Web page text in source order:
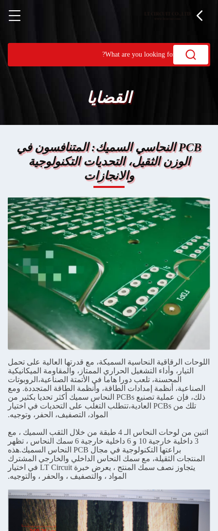
القضايا
PCB النحاسي السميك: المتنافسون في
الوزن الثقيل، التحديات التكنولوجية
والانجازات
اللوحات الرقاقية النحاسية السميكة، مع قدرتها العالية على تحمل
التيار، وأداء التشغيل الحراري الممتاز، والمقاومة الميكانيكية
المحسنة، تلعب دورا هاما في الأتمتة الصناعية،الروبوتات
الصناعية، أنظمة إمدادات الطاقة، وأنظمة الطاقة المتجددة. ومع
ذلك، فإن عملية تصنيع PCBs النحاس سميك أكثر تحديا بكثير من
تلك من PCBs العادية،تتطلب التغلب على التحديات في اختيار
المواد، التصفيف، الحفر، وتوجيه.
اثنين من لوحات النحاس الـ 4 طبقة من خلال الثقب السميك ، مع
3 داخلية خارجية 10 و 6 داخلية خارجية 6 سمك النحاس ، تظهر
براعتها التكنولوجية في مجال PCB النحاس السميك.هذه
المنتجات الثقيلة، مع سمك النحاس الداخلي والخارجي المشترك
يتجاوز نصف سمك المنتج ، يعرض خبرة LT Circuit في اختيار
المواد ، والتصفيف ، والحفر ، والتوجيه.